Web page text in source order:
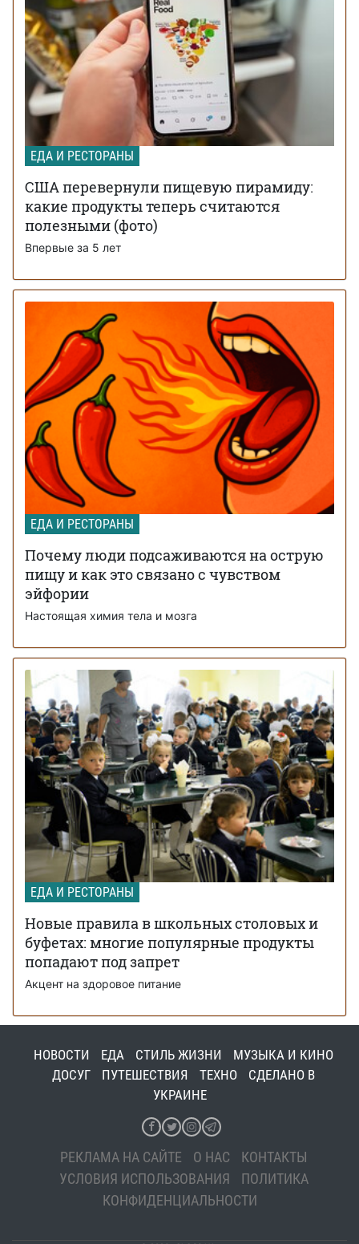
ЕДА И РЕСТОРАНЫ
США перевернули пищевую пирамиду:
какие продукты теперь считаются
полезными (фото)
Впервые за 5 лет
ЕДА И РЕСТОРАНЫ
Почему люди подсаживаются на острую
пищу и как это связано с чувством
эйфории
Настоящая химия тела и мозга
ЕДА И РЕСТОРАНЫ
Новые правила в школьных столовых и
буфетах: многие популярные продукты
попадают под запрет
Акцент на здоровое питание
НОВОСТИ ЕДА СТИЛЬ ЖИЗНИ
МУЗЫКА И КИНО
ДОСУГ
ПУТЕШЕСТВИЯ ТЕХНО
СДЕЛАНО В
УКРАИНЕ
РЕКЛАМА НА САЙТЕ О НАС
КОНТАКТЫ
УСЛОВИЯ ИСПОЛЬЗОВАНИЯ
ПОЛИТИКА
КОНФИДЕНЦИАЛЬНОСТИ